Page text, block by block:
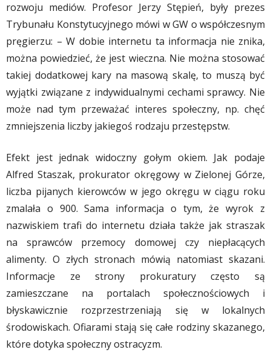
rozwoju mediów. Profesor Jerzy Stępień, były prezes
Trybunału Konstytucyjnego mówi w GW o współczesnym
pręgierzu: – W dobie internetu ta informacja nie znika,
można powiedzieć, że jest wieczna. Nie można stosować
takiej dodatkowej kary na masową skalę, to muszą być
wyjątki związane z indywidualnymi cechami sprawcy. Nie
może nad tym przeważać interes społeczny, np. chęć
zmniejszenia liczby jakiegoś rodzaju przestępstw.
Efekt jest jednak widoczny gołym okiem. Jak podaje
Alfred Staszak, prokurator okręgowy w Zielonej Górze,
liczba pijanych kierowców w jego okręgu w ciągu roku
zmalała o 900. Sama informacja o tym, że wyrok z
nazwiskiem trafi do internetu działa także jak straszak
na sprawców przemocy domowej czy niepłacących
alimenty. O złych stronach mówią natomiast skazani.
Informacje ze strony prokuratury często są
zamieszczane na portalach społecznościowych i
błyskawicznie rozprzestrzeniają się w lokalnych
środowiskach. Ofiarami stają się całe rodziny skazanego,
które dotyka społeczny ostracyzm.